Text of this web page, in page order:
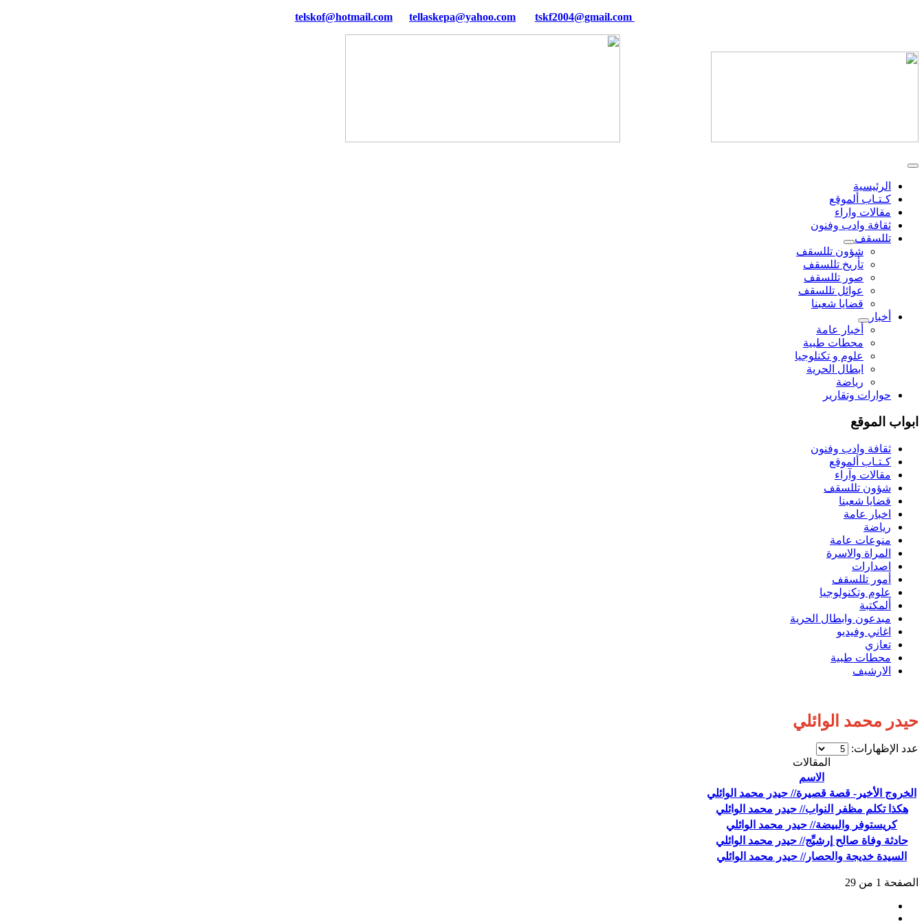
tellaskepa@yahoo.com tskf2004@gmail.com
الرئيسية
كـتـاب ألموقع
مقالات واراء
ثقافة وادب وفنون
تللسقف
شؤون تللسقف
تأريخ تللسقف
صور تللسقف
عوائل تللسقف
قضايا شعبنا
أخبار
أخبار عامة
محطات طبية
علوم و تکنلوجیا
ابطال الحرية
رياضة
حوارات وتقارير
ابواب الموقع
ثقافة وادب وفنون
كـتـاب ألموقع
مقالات وآراء
شؤون تللسقف
قضايا شعبنا
اخبار عامة
رياضة
منوعات عامة
المراة والاسرة
اصدارات
أمور تللسقف
علوم وتكنولوجيا
ألمكتبة
مبدعون وابطال الحرية
اغاني وفيديو
تعازي
محطات طبية
الارشيف
حيدر محمد الوائلي
عدد الإظهارات:
المقالات
الاسم
الخروج الأخير- قصة قصيرة// حيدر محمد الوائلي
هكذا تكلم مظفر النواب// حيدر محمد الوائلي
كريستوفر والبيضة// حيدر محمد الوائلي
حادثة وفاة صالح إرشيِّج// حيدر محمد الوائلي
السيدة خديجة والحصار// حيدر محمد الوائلي
الصفحة 1 من 29